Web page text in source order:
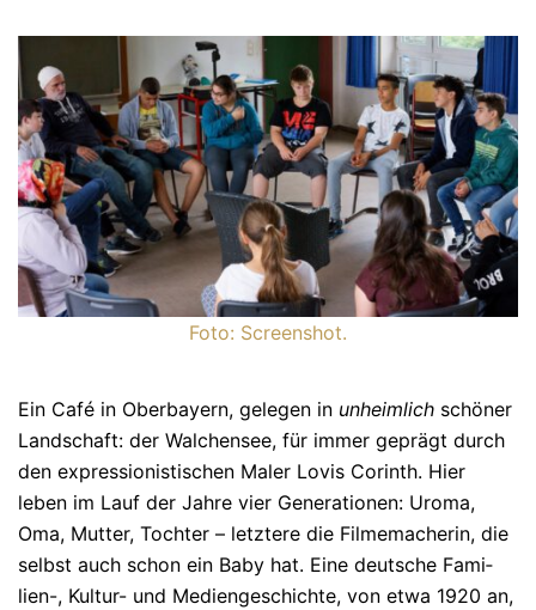
Foto: Screenshot.
Ein Café in Oberbayern, gelegen in unheimlich schöner
Landschaft: der Walchensee, für immer geprägt durch
den expressionistischen Maler Lovis Corinth. Hier
leben im Lauf der Jahre vier Generationen: Uroma,
Oma, Mutter, Tochter – letz­tere die Filme­ma­che­rin, die
selbst auch schon ein Baby hat. Eine deutsche Fa­mi­
lien-, Kultur- und Mediengeschichte, von etwa 1920 an,